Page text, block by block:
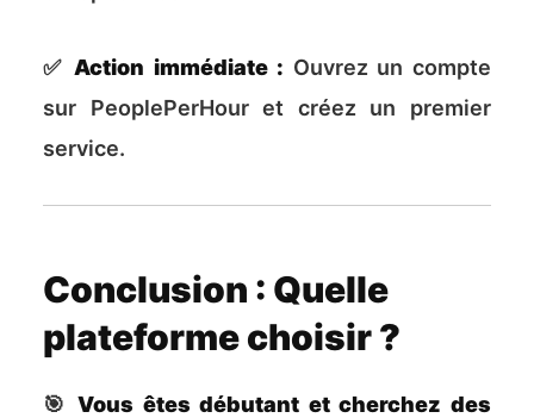
✅Action immédiate : Ouvrez un compte
sur PeoplePerHour et créez un premier
service.
Conclusion : Quelle
plateforme choisir ?
🎯Vous êtes débutant et cherchez des